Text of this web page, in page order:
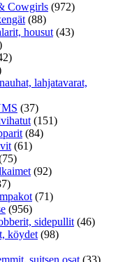
Cowgirls (972)
(88)
housut (43)
lahjatavarat,
(37)
(151)
(84)
(61)
(92)
(71)
(956)
sidepullit (46)
köydet (98)